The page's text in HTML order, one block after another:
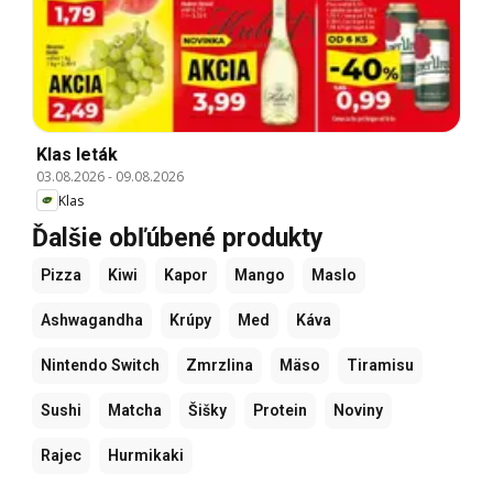
Klas leták
03.08.2026- 09.08.2026
Klas
Ďalšie obľúbené produkty
Pizza Kiwi Kapor Mango Maslo
Ashwagandha Krúpy Med Káva
Nintendo Switch Zmrzlina Mäso Tiramisu
Sushi Matcha Šišky Protein Noviny
Rajec Hurmikaki